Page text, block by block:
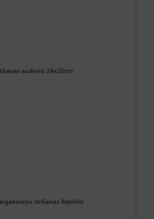
audums 24x20cm
tīrīšanas līdzeklis